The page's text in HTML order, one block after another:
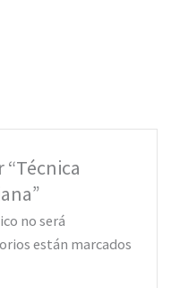
no será
están marcados